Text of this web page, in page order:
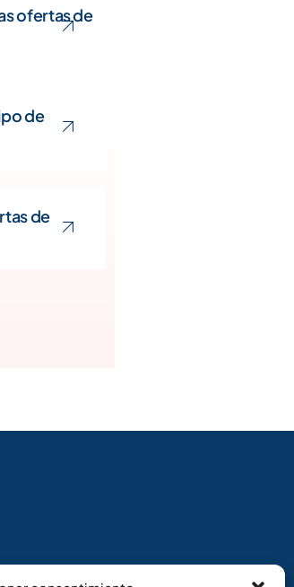
ofertas de
de
de